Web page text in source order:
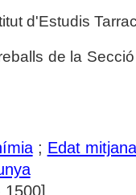
d'Estudis
de la
; Edat mitjana
1500]